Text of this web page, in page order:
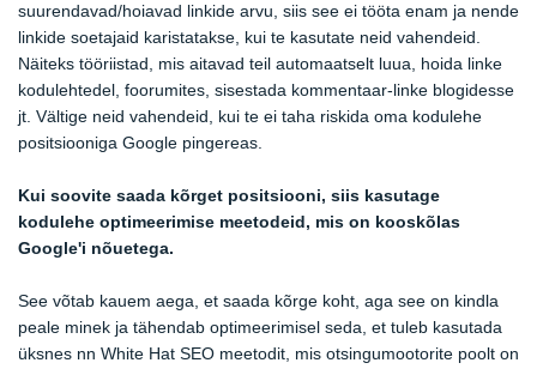
suurendavad/hoiavad linkide arvu, siis see ei tööta enam ja nende
linkide soetajaid karistatakse, kui te kasutate neid vahendeid.
Näiteks tööriistad, mis aitavad teil automaatselt luua, hoida linke
kodulehtedel, foorumites, sisestada kommentaar-linke blogidesse
jt. Vältige neid vahendeid, kui te ei taha riskida oma kodulehe
positsiooniga Google pingereas.
Kui soovite saada kõrget positsiooni, siis kasutage
kodulehe optimeerimise meetodeid, mis on kooskõlas
Google'i nõuetega.
See võtab kauem aega, et saada kõrge koht, aga see on kindla
peale minek ja tähendab optimeerimisel seda, et tuleb kasutada
üksnes nn White Hat SEO meetodit, mis otsingumootorite poolt on